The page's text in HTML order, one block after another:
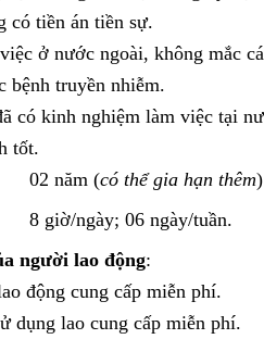
có tiền án tiền sự.
ở nước ngoài, không mắc
truyền nhiễm.
có kinh nghiệm làm việc tại
tốt.
02 năm (có thể gia hạn thêm
8 giờ/ngày; 06 ngày/tuần.
người lao động:
động cung cấp miễn phí.
dụng lao cung cấp miễn phí.